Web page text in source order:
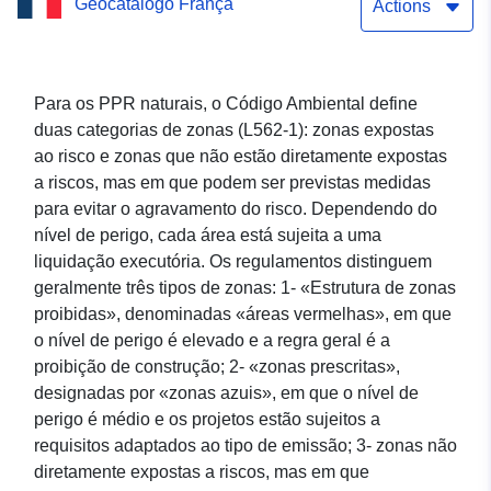
Naturais de Beaumont
aprovado em 11/01/2006
Dataset Direct Download
Service (WFS): Área
regulamentada do Plano
de Prevenção de Riscos
Naturais de Beaumont
(Haute-Savoie) —
aprovado em 11/01/2006
Dataset Direct Download
Service (WFS): Área
Actions
Para os PPR naturais, o Código Ambiental define
duas categorias de zonas (L562-1): zonas expostas
ao risco e zonas que não estão diretamente expostas
a riscos, mas em que podem ser previstas medidas
para evitar o agravamento do risco. Dependendo do
nível de perigo, cada área está sujeita a uma
liquidação executória. Os regulamentos distinguem
geralmente três tipos de zonas: 1- «Estrutura de zonas
proibidas», denominadas «áreas vermelhas», em que
o nível de perigo é elevado e a regra geral é a
proibição de construção; 2- «zonas prescritas»,
designadas por «zonas azuis», em que o nível de
perigo é médio e os projetos estão sujeitos a
requisitos adaptados ao tipo de emissão; 3- zonas não
diretamente expostas a riscos, mas em que